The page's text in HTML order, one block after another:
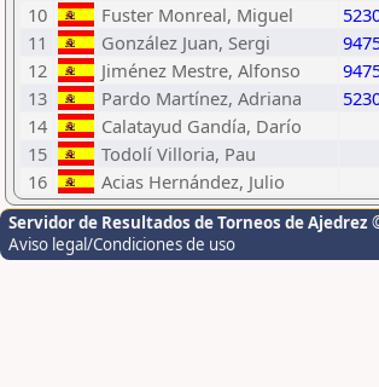
10
Fuster Monreal, Miguel
11
González Juan, Sergi
12
Jiménez Mestre, Alfonso
13
Pardo Martínez, Adriana
14
Calatayud Gandía, Darío
15
Todolí Villoria, Pau
16
Acias Hernández, Julio
Servidor de Resultados de Torneos de Ajedrez
Aviso legal/Condiciones de uso